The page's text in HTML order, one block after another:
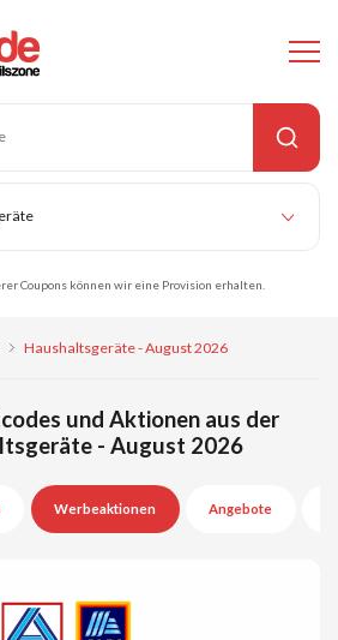
Coupons können wir eine Provision erhalten.
Haushaltsgeräte - August 2026
und Aktionen aus der
- August 2026
Werbeaktionen Angebote